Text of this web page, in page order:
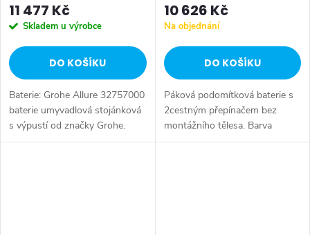
11 477 Kč
Skladem u výrobce
DO KOŠÍKU
Baterie: Grohe Allure 32757000
baterie umyvadlová stojánková
s výpustí od značky Grohe.
Série: Allure. Typ baterie:
10 626 Kč
Na objednání
DO KOŠÍKU
Páková podomítková baterie s
2cestným přepínačem bez
montážního tělesa. Barva
chrom.